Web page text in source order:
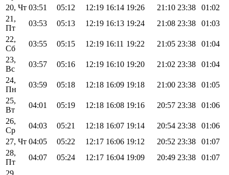
20, Чт 03:51 05:12 12:19 16:14 19:26 21:10 23:38
01:02
21,
Пт
03:53 05:13 12:19 16:13 19:24 21:08 23:38
01:03
22,
Сб
03:55 05:15 12:19 16:11 19:22 21:05 23:38
01:04
23,
Вс
03:57 05:16 12:19 16:10 19:20 21:02 23:38
01:04
24,
Пн
03:59 05:18 12:18 16:09 19:18 21:00 23:38
01:05
25,
Вт
04:01 05:19 12:18 16:08 19:16 20:57 23:38
01:06
26,
Ср
04:03 05:21 12:18 16:07 19:14 20:54 23:38
01:06
27, Чт 04:05 05:22 12:17 16:06 19:12 20:52 23:38
01:07
28,
Пт
04:07 05:24 12:17 16:04 19:09 20:49 23:38
01:07